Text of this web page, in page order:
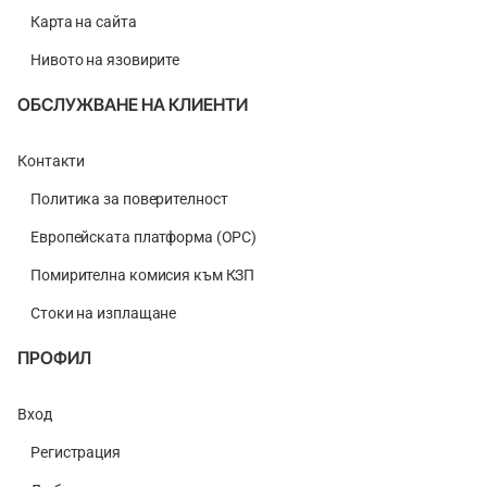
Карта на сайта
Нивото на язовирите
ОБСЛУЖВАНЕ НА КЛИЕНТИ
Контакти
Политика за поверителност
Европейската платформа (ОРС)
Помирителна комисия към КЗП
Стоки на изплащане
ПРОФИЛ
Вход
Регистрация